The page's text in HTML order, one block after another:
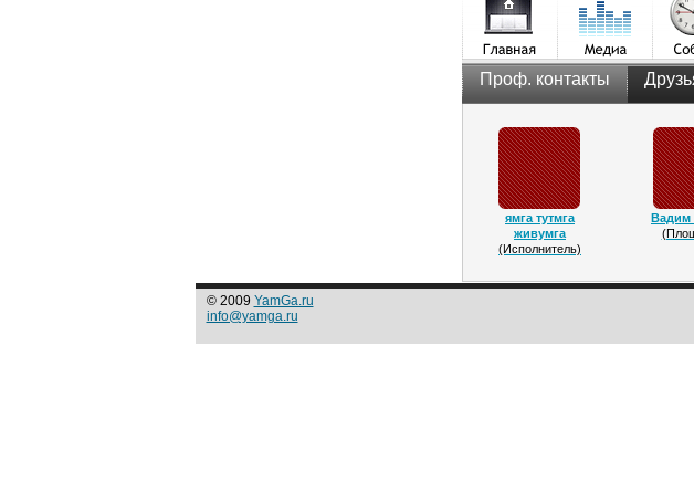
Проф. контакты
ямга тутмга
живумга
(Исполнитель)
Вадим
© 2009 YamGa.ru
info@yamga.ru